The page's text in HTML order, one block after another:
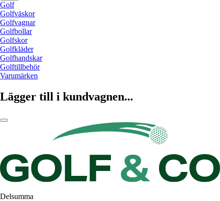
Golf
Golfväskor
Golfvagnar
Golfbollar
Golfskor
Golfkläder
Golfhandskar
Golftillbehör
Varumärken
Lägger till i kundvagnen...
Delsumma